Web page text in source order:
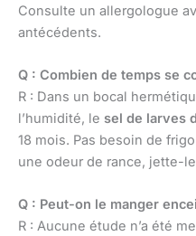
Consulte un allergologue
antécédents.
Q : Combien de temps se
R : Dans un bocal
l’humidité, le sel de larves
18 mois. Pas besoin de
une odeur de rance, jette-
Q : Peut-on le manger
R : Aucune étude n’a été